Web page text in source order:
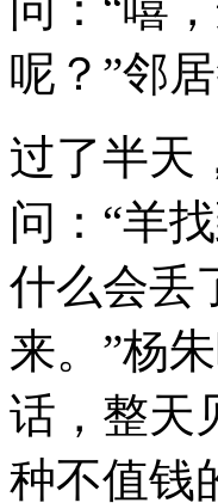
呢？”邻
过了半天
问：“羊
什么会丢
来。”杨
话，整天
种不值钱